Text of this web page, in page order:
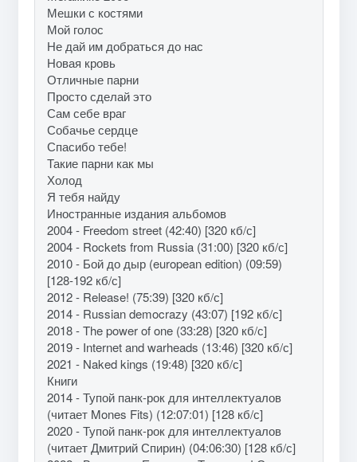
Мешки с костями
Мой голос
Не дай им добраться до нас
Новая кровь
Отличные парни
Просто сделай это
Сам себе враг
Собачье сердце
Спасибо тебе!
Такие парни как мы
Холод
Я тебя найду
Иностранные издания альбомов
2004 - Freedom street (42:40) [320 кб/с]
2004 - Rockets from Russia (31:00) [320 кб/с]
2010 - Бой до дыр (european edition) (09:59)
[128-192 кб/с]
2012 - Release! (75:39) [320 кб/с]
2014 - Russian democrazy (43:07) [192 кб/с]
2018 - The power of one (33:28) [320 кб/с]
2019 - Internet and warheads (13:46) [320 кб/с]
2021 - Naked kings (19:48) [320 кб/с]
Книги
2014 - Тупой панк-рок для интеллектуалов
(читает Mones Fits) (12:07:01) [128 кб/с]
2020 - Тупой панк-рок для интеллектуалов
(читает Дмитрий Спирин) (04:06:30) [128 кб/с]